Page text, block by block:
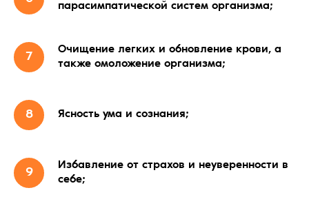
парасимпатической систем организма;
Очищение легких и обновление крови, а
также омоложение организма;
Ясность ума и сознания;
Избавление от страхов и неуверенности в
себе;